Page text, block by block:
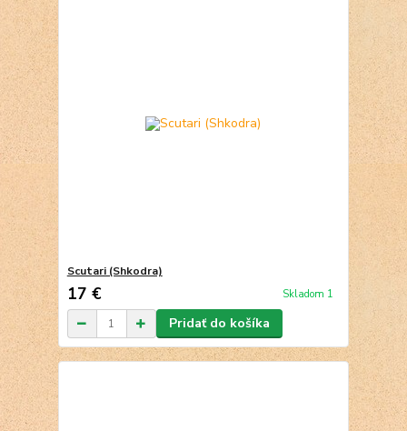
Scutari (Shkodra)
17 € Skladom 1
Pridať do košíka